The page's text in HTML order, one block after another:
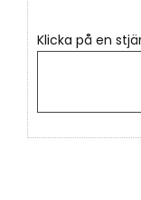
Klicka på en